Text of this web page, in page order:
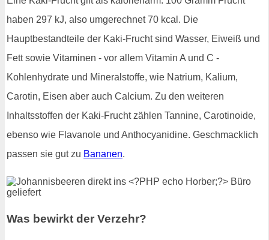
haben 297 kJ, also umgerechnet 70 kcal. Die
Hauptbestandteile der Kaki-Frucht sind Wasser, Eiweiß und
Fett sowie Vitaminen - vor allem Vitamin A und C -
Kohlenhydrate und Mineralstoffe, wie Natrium, Kalium,
Carotin, Eisen aber auch Calcium. Zu den weiteren
Inhaltsstoffen der Kaki-Frucht zählen Tannine, Carotinoide,
ebenso wie Flavanole und Anthocyanidine. Geschmacklich
passen sie gut zu Bananen.
Was bewirkt der Verzehr?